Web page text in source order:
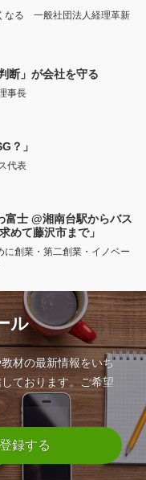
なる 一般社団法人経理革新
断」が会社を守る
事長
？」
代表
士 @湘南台駅からバス
て藤沢市まで」
に創業・第二創業・イノベー
ル
材の最新情報をいち
ております。ご希望
録する